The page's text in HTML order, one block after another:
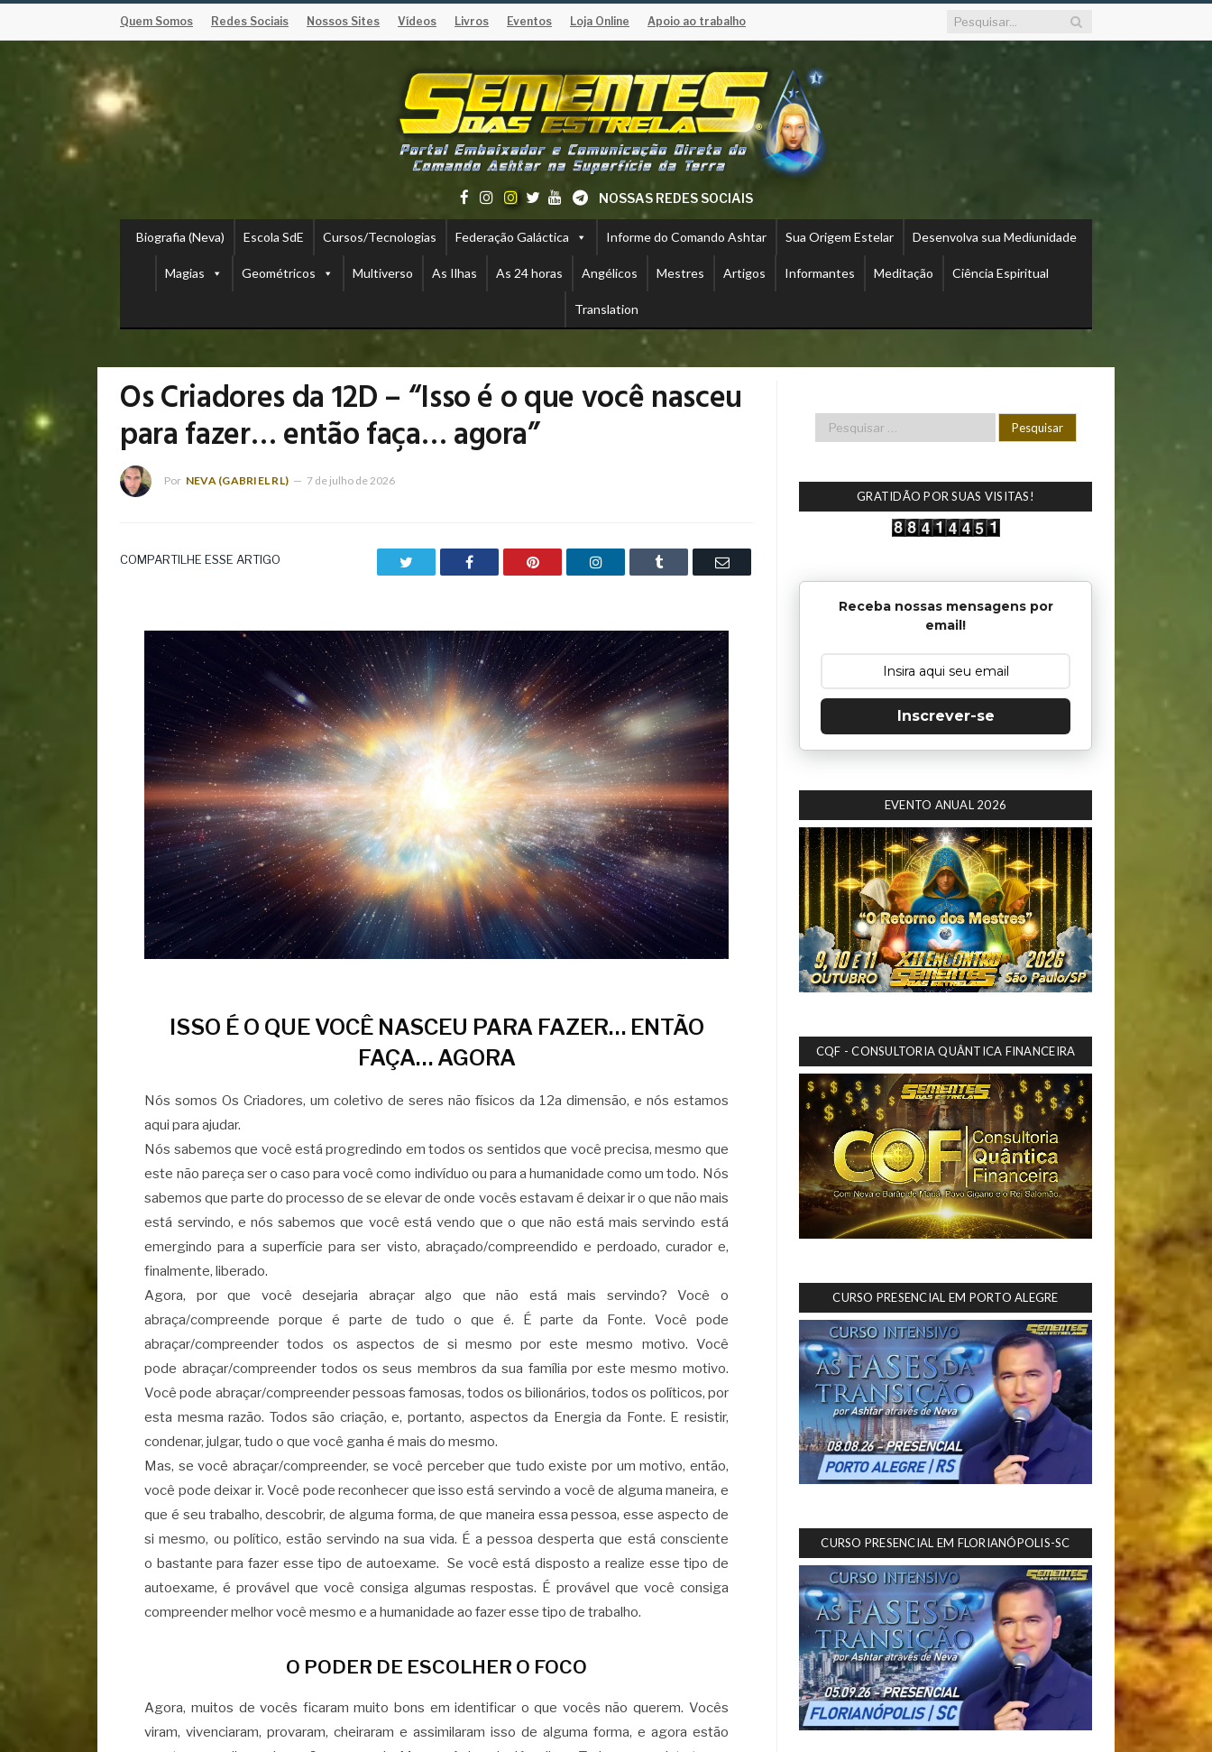
Quem Somos Redes Sociais Nossos Sites Vídeos Livros Eventos Loja Online Apoio ao trabalho
NOSSAS REDES SOCIAIS
Biografia (Neva) Escola SdE Cursos/Tecnologias Federação Galáctica Informe do Comando Ashtar Sua Origem Estelar Desenvolva sua Mediunidade
Magias Geométricos Multiverso As Ilhas As 24 horas Angélicos Mestres Artigos Informantes Meditação Ciência Espiritual
Translation
Os Criadores da 12D – “Isso é o que você nasceu
para fazer… então faça… agora”
Por NEVA (GABRIEL RL) 7 de julho de 2026
COMPARTILHE ESSE ARTIGO Facebook Pinterest LinkedIn Tumblr Email
ISSO É O QUE VOCÊ NASCEU PARA FAZER… ENTÃO
FAÇA… AGORA
Nós somos Os Criadores, um coletivo de seres não físicos da 12a dimensão, e nós estamos
aqui para ajudar.
Nós sabemos que você está progredindo em todos os sentidos que você precisa, mesmo que
este não pareça ser o caso para você como indivíduo ou para a humanidade como um todo. Nós
sabemos que parte do processo de se elevar de onde vocês estavam é deixar ir o que não mais
está servindo, e nós sabemos que você está vendo que o que não está mais servindo está
emergindo para a superfície para ser visto, abraçado/compreendido e perdoado, curador e,
finalmente, liberado.
Agora, por que você desejaria abraçar algo que não está mais servindo? Você o
abraça/compreende porque é parte de tudo o que é. É parte da Fonte. Você pode
abraçar/compreender todos os aspectos de si mesmo por este mesmo motivo. Você
pode abraçar/compreender todos os seus membros da sua família por este mesmo motivo.
Você pode abraçar/compreender pessoas famosas, todos os bilionários, todos os políticos, por
esta mesma razão. Todos são criação, e, portanto, aspectos da Energia da Fonte. E resistir,
condenar, julgar, tudo o que você ganha é mais do mesmo.
Mas, se você abraçar/compreender, se você perceber que tudo existe por um motivo, então,
você pode deixar ir. Você pode reconhecer que isso está servindo a você de alguma maneira, e
que é seu trabalho, descobrir, de alguma forma, de que maneira essa pessoa, esse aspecto de
si mesmo, ou político, estão servindo na sua vida. É a pessoa desperta que está consciente
o bastante para fazer esse tipo de autoexame. Se você está disposto a realize esse tipo de
autoexame, é provável que você consiga algumas respostas. É provável que você consiga
compreender melhor você mesmo e a humanidade ao fazer esse tipo de trabalho.
O PODER DE ESCOLHER O FOCO
Agora, muitos de vocês ficaram muito bons em identificar o que vocês não querem. Vocês
viram, vivenciaram, provaram, cheiraram e assimilaram isso de alguma forma, e agora estão
GRATIDÃO POR SUAS VISITAS!
Receba nossas mensagens por
email!
Inscrever-se
EVENTO ANUAL 2026
CQF - CONSULTORIA QUÂNTICA FINANCEIRA
CURSO PRESENCIAL EM PORTO ALEGRE
CURSO PRESENCIAL EM FLORIANÓPOLIS-SC